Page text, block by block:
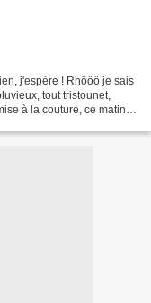
j'espère ! Rhôôô je sais
tout tristounet,
à la couture, ce matin,